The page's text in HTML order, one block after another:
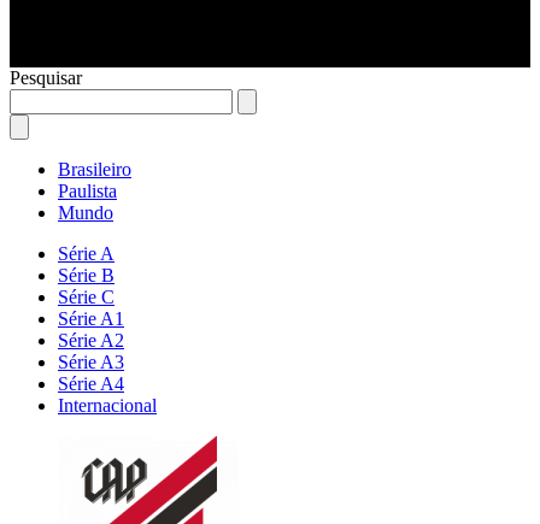
Pesquisar
Brasileiro
Paulista
Mundo
Série A
Série B
Série C
Série A1
Série A2
Série A3
Série A4
Internacional